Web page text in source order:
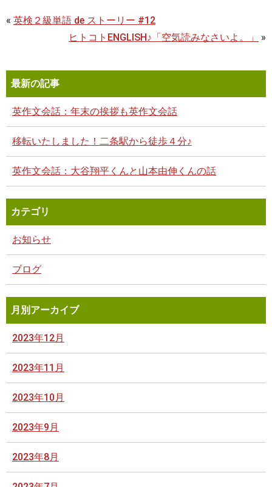
« 英検２級単語 de ストーリー #12
ヒトコトENGLISH♪「空気読みなさいよ。」
»
最新の記事
英作文会話：年末の挨拶も英作文会話
移転いたしました！二条駅から徒歩４分♪
英作文会話：大谷翔平くんと山本由伸くんの話
カテゴリ
お知らせ
ブログ
月別アーカイブ
2023年12月
2023年11月
2023年10月
2023年9月
2023年8月